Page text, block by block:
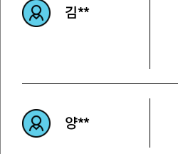
김**
양**